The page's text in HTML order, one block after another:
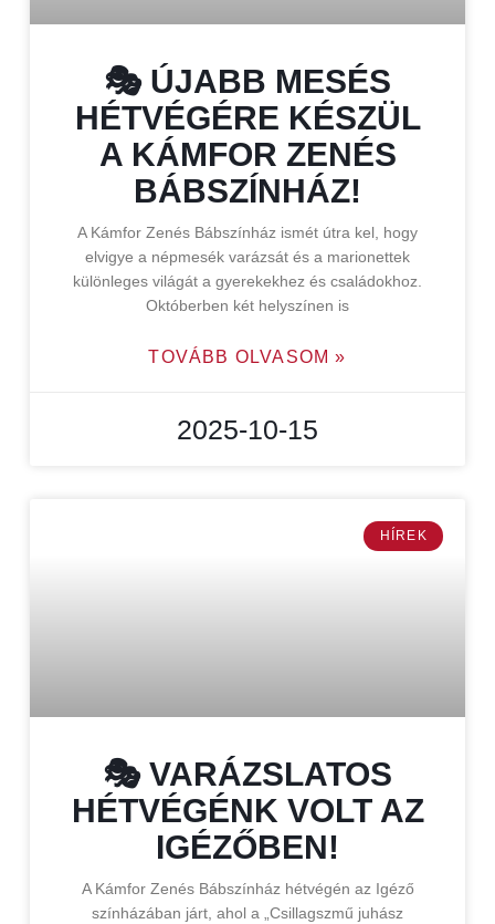
🎭 ÚJABB MESÉS
HÉTVÉGÉRE KÉSZÜL
A KÁMFOR ZENÉS
BÁBSZÍNHÁZ!
A Kámfor Zenés Bábszínház ismét útra kel, hogy
elvigye a népmesék varázsát és a marionettek
különleges világát a gyerekekhez és családokhoz.
Októberben két helyszínen is
TOVÁBB OLVASOM »
2025-10-15
HÍREK
🎭 VARÁZSLATOS
HÉTVÉGÉNK VOLT AZ
IGÉZŐBEN!
A Kámfor Zenés Bábszínház hétvégén az Igéző
színházában járt, ahol a „Csillagszmű juhász